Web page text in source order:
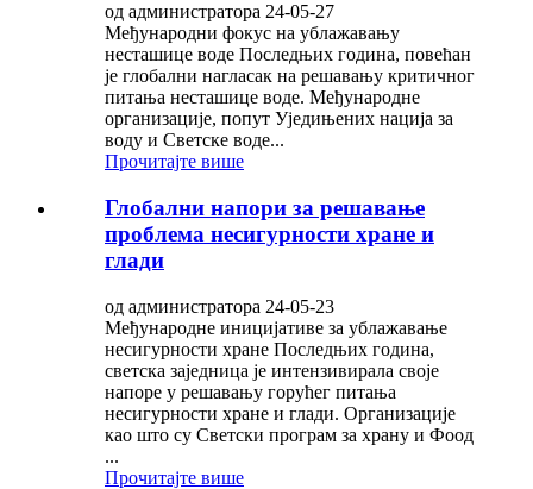
од администратора 24-05-27
Међународни фокус на ублажавању
несташице воде Последњих година, повећан
је глобални нагласак на решавању критичног
питања несташице воде. Међународне
организације, попут Уједињених нација за
воду и Светске воде...
Прочитајте више
Глобални напори за решавање
проблема несигурности хране и
глади
од администратора 24-05-23
Међународне иницијативе за ублажавање
несигурности хране Последњих година,
светска заједница је интензивирала своје
напоре у решавању горућег питања
несигурности хране и глади. Организације
као што су Светски програм за храну и Фоод
...
Прочитајте више